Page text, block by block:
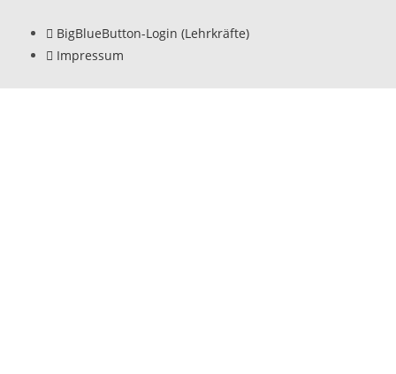
BigBlueButton-Login (Lehrkräfte)
Impressum